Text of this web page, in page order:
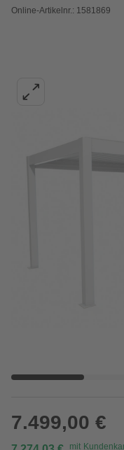
Online-Artikelnr.: 1581869
7.499,00 €
mit